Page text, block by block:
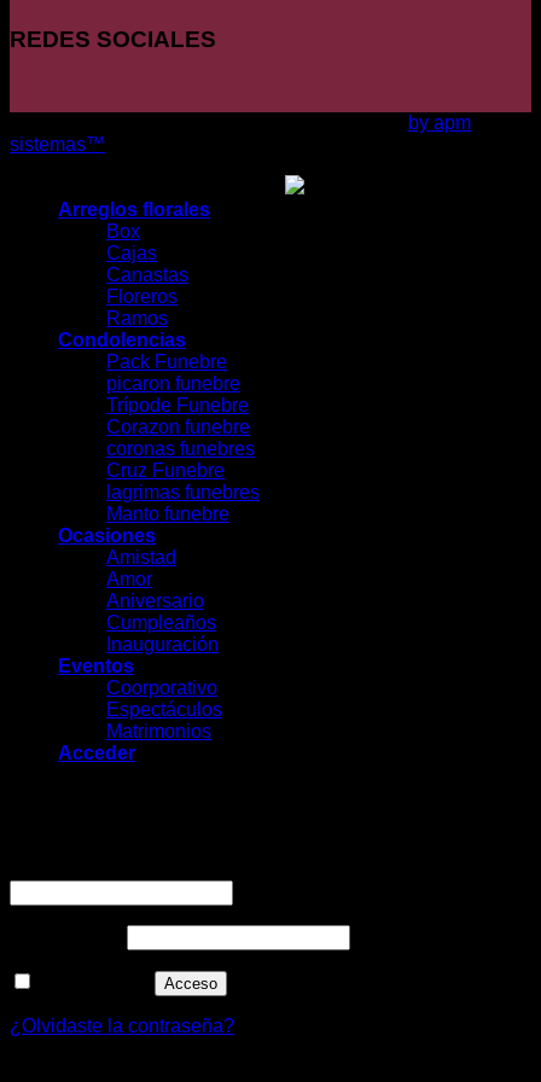
REDES SOCIALES
by apm
sistemas™
Arreglos florales
Box
Cajas
Canastas
Floreros
Ramos
Condolencias
Pack Funebre
picaron funebre
Trípode Funebre
Corazon funebre
coronas funebres
Cruz Funebre
lagrimas funebres
Manto funebre
Ocasiones
Amistad
Amor
Aniversario
Cumpleaños
Inauguración
Eventos
Coorporativo
Espectáculos
Matrimonios
Acceder
Acceso
¿Olvidaste la contraseña?